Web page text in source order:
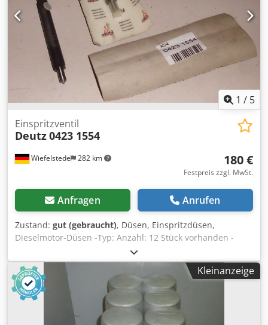
1 / 5
Wiefelstede 282 km
Einspritzventil
Deutz0423 1554
180 €
Festpreis zzgl. MwSt.
Anfragen Anrufen
Zustand: gut (gebraucht), Düsen, Einspritzdüsen,
Dieselmotor-Düsen -Typ: Anzahl: 12 Stück vorhanden -
Preis: pro Stück -Gewicht: 0,3 kg Cedeb A Sgispfx Aivsrf
Kleinanzeige